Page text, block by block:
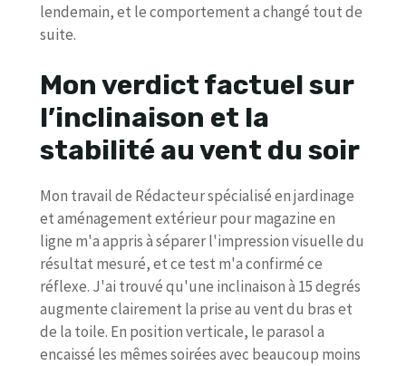
lendemain, et le comportement a changé tout de
suite.
Mon verdict factuel sur
l’inclinaison et la
stabilité au vent du soir
Mon travail de Rédacteur spécialisé en jardinage
et aménagement extérieur pour magazine en
ligne m'a appris à séparer l'impression visuelle du
résultat mesuré, et ce test m'a confirmé ce
réflexe. J'ai trouvé qu'une inclinaison à 15 degrés
augmente clairement la prise au vent du bras et
de la toile. En position verticale, le parasol a
encaissé les mêmes soirées avec beaucoup moins